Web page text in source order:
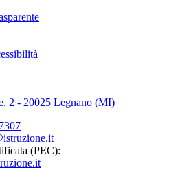
2 - 20025 Legnano (MI)
(PEC):